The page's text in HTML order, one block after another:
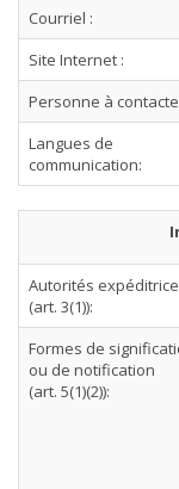
Courriel :
Site Internet :
Personne à
Langues de
communication:
Autorités
(art. 3(1)):
Formes de
ou de notification
(art. 5(1)(2)):